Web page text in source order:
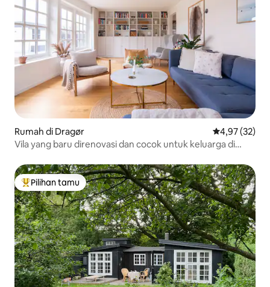
Rumah di Dragør Nilai rata-rata
4,97 (32)
Vila yang baru direnovasi dan cocok untuk keluarga di
Pilihan tamu terpopuler
Pilihan tamu